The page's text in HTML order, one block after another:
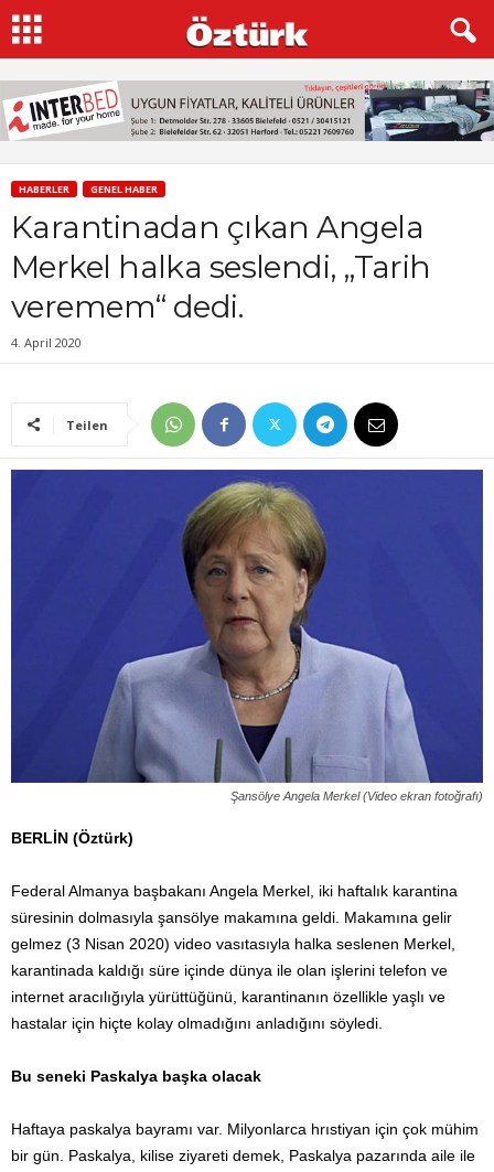
HABERLER GENEL HABER
Karantinadan çıkan Angela
Merkel halka seslendi, „Tarih
veremem“ dedi.
4. April 2020
Teilen
Şansölye Angela Merkel (Video ekran fotoğrafı)
BERLİN (Öztürk)
Federal Almanya başbakanı Angela Merkel, iki haftalık karantina
süresinin dolmasıyla şansölye makamına geldi. Makamına gelir
gelmez (3 Nisan 2020) video vasıtasıyla halka seslenen Merkel,
karantinada kaldığı süre içinde dünya ile olan işlerini telefon ve
internet aracılığıyla yürüttüğünü, karantinanın özellikle yaşlı ve
hastalar için hiçte kolay olmadığını anladığını söyledi.
Bu seneki Paskalya başka olacak
Haftaya paskalya bayramı var. Milyonlarca hrıstiyan için çok mühim
bir gün. Paskalya, kilise ziyareti demek, Paskalya pazarında aile ile